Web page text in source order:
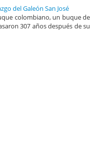
colombiano, un buque de
307 años después de su